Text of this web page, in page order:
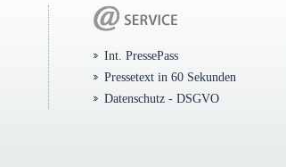
Int. PressePass
Pressetext in 60 Sekunden
Datenschutz - DSGVO